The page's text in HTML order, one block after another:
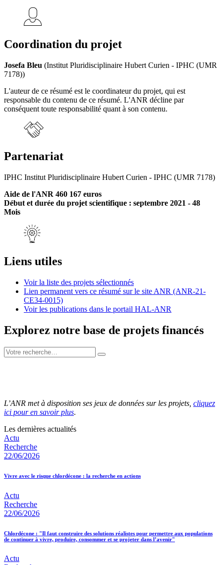
Coordination du projet
Josefa Bleu (Institut Pluridisciplinaire Hubert Curien - IPHC (UMR
7178))
L'auteur de ce résumé est le coordinateur du projet, qui est
responsable du contenu de ce résumé. L'ANR décline par
conséquent toute responsabilité quant à son contenu.
Partenariat
IPHC Institut Pluridisciplinaire Hubert Curien - IPHC (UMR 7178)
Aide de l'ANR 460 167 euros
Début et durée du projet scientifique : septembre 2021 - 48
Mois
Liens utiles
Voir la liste des projets sélectionnés
Lien permanent vers ce résumé sur le site ANR (ANR-21-
CE34-0015)
Voir les publications dans le portail HAL-ANR
Explorez notre base de projets financés
L’ANR met à disposition ses jeux de données sur les projets, cliquez
ici pour en savoir plus.
Les dernières actualités
Actu
Recherche
22/06/2026
Vivre avec le risque chlordécone : la recherche en actions
Actu
Recherche
22/06/2026
Chlordécone : "Il faut construire des solutions réalistes pour permettre aux populations
de continuer à vivre, produire, consommer et se projeter dans l’avenir"
Actu